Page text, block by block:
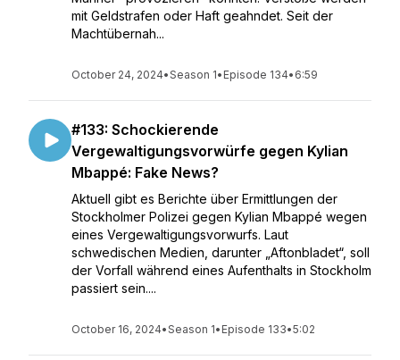
mit Geldstrafen oder Haft geahndet. Seit der
Machtübernah...
October 24, 2024•Season 1• Episode 134• 6:59
#133: Schockierende
Vergewaltigungsvorwürfe gegen Kylian
Mbappé: Fake News?
Aktuell gibt es Berichte über Ermittlungen der
Stockholmer Polizei gegen Kylian Mbappé wegen
eines Vergewaltigungsvorwurfs. Laut
schwedischen Medien, darunter „Aftonbladet“, soll
der Vorfall während eines Aufenthalts in Stockholm
passiert sein....
October 16, 2024•Season 1• Episode 133•5:02